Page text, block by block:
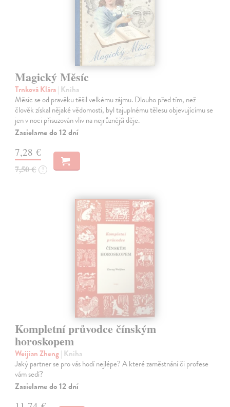
Magický Měsíc
Trnková Klára| Kniha
Měsíc se od pravěku těšil velkému zájmu. Dlouho před tím, než
člověk získal nějaké vědomosti, byl tajuplnému tělesu objevujícímu se
jen v noci přisuzován vliv na nejrůznější děje.
Zasielame do 12 dní
7,28 €
7,50 € ?
Kompletní průvodce čínským
horoskopem
Weijian Zheng| Kniha
Jaký partner se pro vás hodí nejlépe? A které zaměstnání či profese
vám sedí?
Zasielame do 12 dní